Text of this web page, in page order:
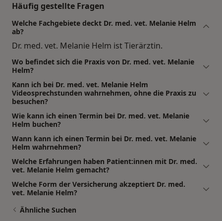
Häufig gestellte Fragen
Welche Fachgebiete deckt Dr. med. vet. Melanie Helm
ab?
Dr. med. vet. Melanie Helm ist Tierärztin.
Wo befindet sich die Praxis von Dr. med. vet. Melanie
Helm?
Kann ich bei Dr. med. vet. Melanie Helm
Videosprechstunden wahrnehmen, ohne die Praxis zu
besuchen?
Wie kann ich einen Termin bei Dr. med. vet. Melanie
Helm buchen?
Wann kann ich einen Termin bei Dr. med. vet. Melanie
Helm wahrnehmen?
Welche Erfahrungen haben Patient:innen mit Dr. med.
vet. Melanie Helm gemacht?
Welche Form der Versicherung akzeptiert Dr. med.
vet. Melanie Helm?
Ähnliche Suchen